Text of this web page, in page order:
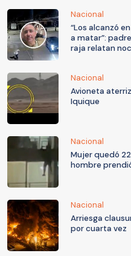
Nacional
“Los alcanzó
a matar”:
raja relatan
Nacional
Avioneta
Iquique
Nacional
Mujer quedó
hombre
Nacional
Arriesga
por cuarta vez